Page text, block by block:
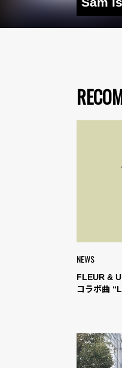
NEWS
FLEUR &
コラボ曲